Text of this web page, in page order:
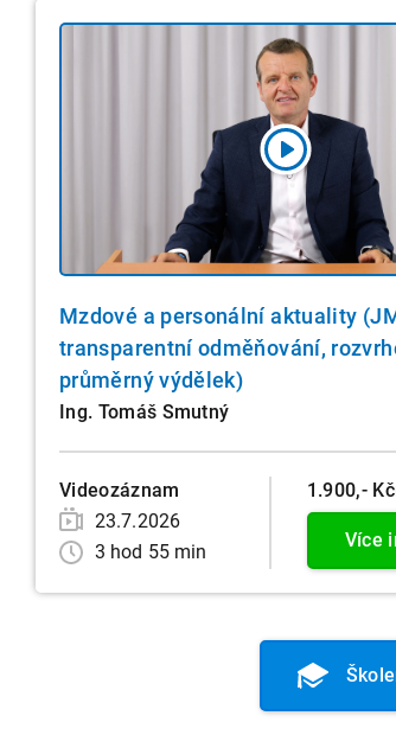
Mzdové a personální aktuality
transparentní odměňování,
průměrný výdělek)
Ing. Tomáš Smutný
Videozáznam
23.7.2026
3 hod 55 min
1.900,- Kč
Více